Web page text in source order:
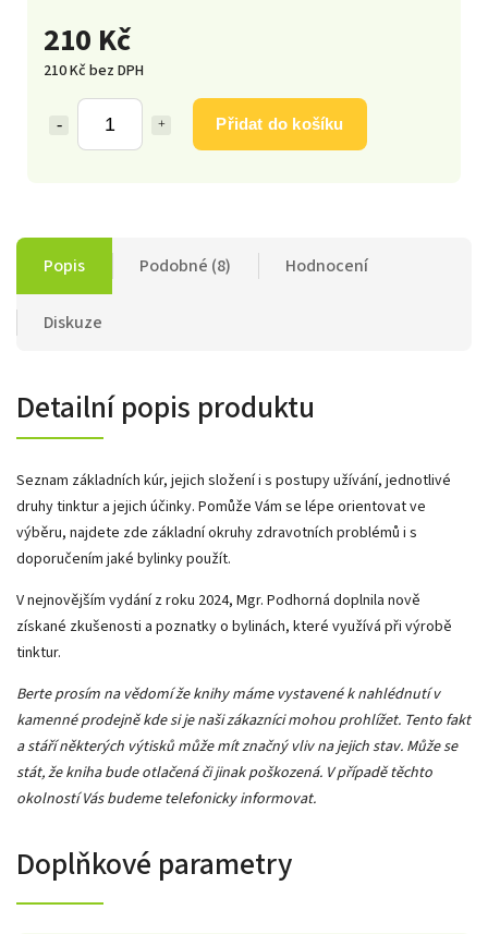
210 Kč
210 Kč bez DPH
Přidat do košíku
Popis Podobné (8) Hodnocení
Diskuze
Detailní popis produktu
Seznam základních kúr, jejich složení i s postupy užívání, jednotlivé
druhy tinktur a jejich účinky. Pomůže Vám se lépe orientovat ve
výběru, najdete zde základní okruhy zdravotních problémů i s
doporučením jaké bylinky použít.
V nejnovějším vydání z roku 2024, Mgr. Podhorná doplnila nově
získané zkušenosti a poznatky o bylinách, které využívá při výrobě
tinktur.
Berte prosím na vědomí že knihy máme vystavené k nahlédnutí v
kamenné prodejně kde si je naši zákazníci mohou prohlížet. Tento fakt
a stáří některých výtisků může mít značný vliv na jejich stav. Může se
stát, že kniha bude otlačená či jinak poškozená. V případě těchto
okolností Vás budeme telefonicky informovat.
Doplňkové parametry